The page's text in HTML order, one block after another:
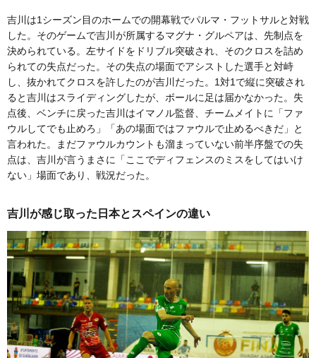
吉川は1シーズン目のホームでの開幕戦でパルマ・フットサルと対戦
した。そのゲームで吉川が所属するマグナ・グルペアは、先制点を
決められている。左サイドをドリブル突破され、そのクロスを詰め
られての失点だった。その失点の場面でアシストした選手と対峙
し、抜かれてクロスを許したのが吉川だった。1対1で縦に突破され
ると吉川はスライディングしたが、ボールに足は届かなかった。失
点後、ベンチに戻った吉川はイマノル監督、チームメイトに「ファ
ウルしてでも止めろ」「あの場面ではファウルで止めるべきだ」と
言われた。まだファウルカウントも溜まっていない前半序盤での失
点は、吉川が言うまさに「ここでディフェンスのミスをしてはいけ
ない」場面であり、戦況だった。
吉川が感じ取った日本とスペインの違い